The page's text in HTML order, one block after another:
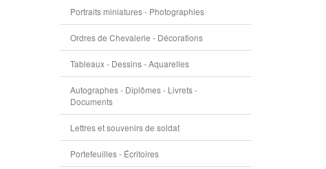
Portraits miniatures - Photographies
Ordres de Chevalerie - Décorations
Tableaux - Dessins - Aquarelles
Autographes - Diplômes - Livrets -
Documents
Lettres et souvenirs de soldat
Portefeuilles - Écritoires